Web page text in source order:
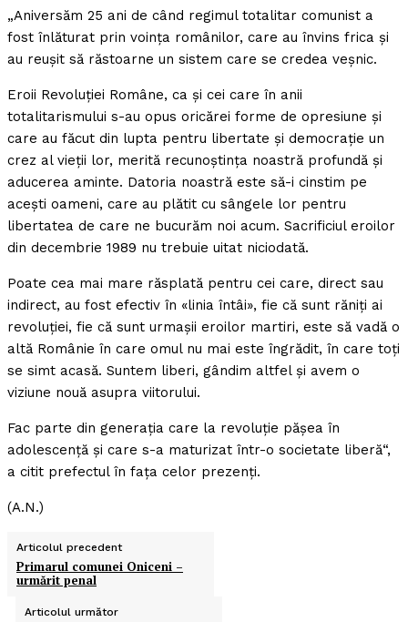
„Aniversăm 25 ani de când regimul totalitar comunist a
fost înlăturat prin voinţa românilor, care au învins frica şi
au reuşit să răstoarne un sistem care se credea veşnic.
Eroii Revoluţiei Române, ca şi cei care în anii
totalitarismului s-au opus oricărei forme de opresiune şi
care au făcut din lupta pentru libertate şi democraţie un
crez al vieţii lor, merită recunoştinţa noastră profundă şi
aducerea aminte. Datoria noastră este să-i cinstim pe
aceşti oameni, care au plătit cu sângele lor pentru
libertatea de care ne bucurăm noi acum. Sacrificiul eroilor
din decembrie 1989 nu trebuie uitat niciodată.
Poate cea mai mare răsplată pentru cei care, direct sau
indirect, au fost efectiv în «linia întâi», fie că sunt răniţi ai
revoluţiei, fie că sunt urmaşii eroilor martiri, este să vadă o
altă Românie în care omul nu mai este îngrădit, în care toţi
se simt acasă. Suntem liberi, gândim altfel şi avem o
viziune nouă asupra viitorului.
Fac parte din generaţia care la revoluţie păşea în
adolescenţă şi care s-a maturizat într-o societate liberă“,
a citit prefectul în faţa celor prezenţi.
(A.N.)
Articolul precedent
Primarul comunei Oniceni –
urmărit penal
Articolul următor